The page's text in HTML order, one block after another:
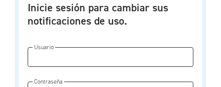
Inicie sesión para cambiar sus
notificaciones de uso.
Usuario
Contraseña